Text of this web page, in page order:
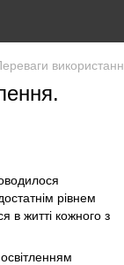
рівнем
в житті кожного з